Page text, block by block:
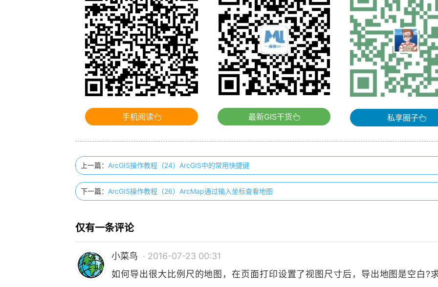
手机阅读 最新GIS干货 私享圈子
上一篇： ArcGIS操作教程（24）ArcGIS中的常用快捷键
下一篇： ArcGIS操作教程（26）ArcMap通过输入坐标查看地图
仅有一条评论
小菜鸟 · 2016-07-23 00:31
如何导出很大比例尺的地图，在页面打印设置了视图尺寸后，导出地图是空白?